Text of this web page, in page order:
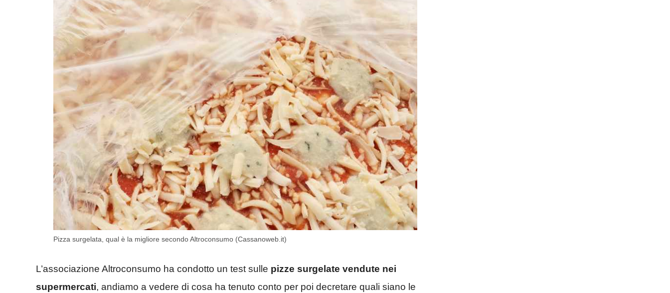
Pizza surgelata, qual è la migliore secondo Altroconsumo (Cassanoweb.it)
L’associazione Altroconsumo ha condotto un test sulle pizze surgelate vendute nei
supermercati, andiamo a vedere di cosa ha tenuto conto per poi decretare quali siano le